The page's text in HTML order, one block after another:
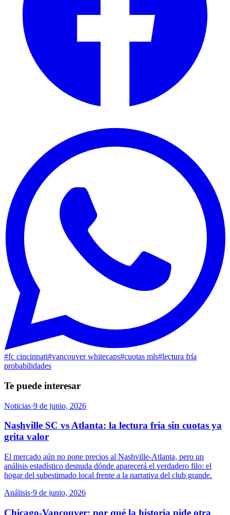
#fc cincinnati#vancouver whitecaps#cuotas mls#lectura fría
probabilidades
Te puede interesar
Noticias·9 de junio, 2026
Nashville SC vs Atlanta: la lectura fría sin cuotas ya
grita valor
El mercado aún no pone precios al Nashville-Atlanta, pero un
análisis estadístico desnuda dónde aparecerá el verdadero filo: el
hogar del subestimado local frente a la narrativa del club grande.
Análisis·9 de junio, 2026
Chicago-Vancouver: por qué la historia pide otra